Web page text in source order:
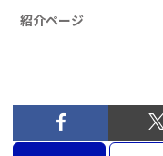
紹介ページ